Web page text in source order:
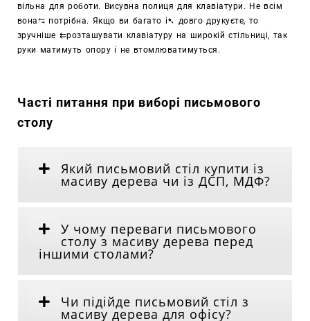
вільна для роботи. Висувна полиця для клавіатури. Не всім
вона⥃ потрібна. Якщо ви багато і➷
довго друкуєте, то
зручніше ⇇розташувати клавіатуру на широкій стільниці, так
руки матимуть опору і не втомлюватимуться.
Часті питання при виборі письмового
столу
Який письмовий стіл купити із
масиву дерева чи із ДСП, МДФ?
У чому переваги письмового
столу з масиву дерева перед
іншими столами?
Чи підійде письмовий стіл з
масиву дерева для офісу?